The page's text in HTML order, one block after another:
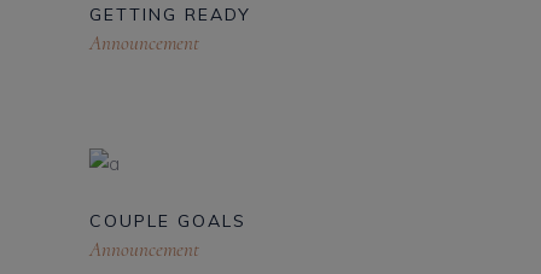
GETTING READY
Announcement
COUPLE GOALS
Announcement